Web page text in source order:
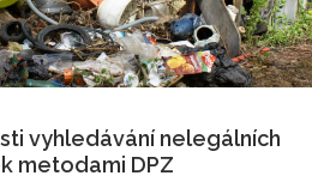
vyhledávání nelegálních
metodami DPZ